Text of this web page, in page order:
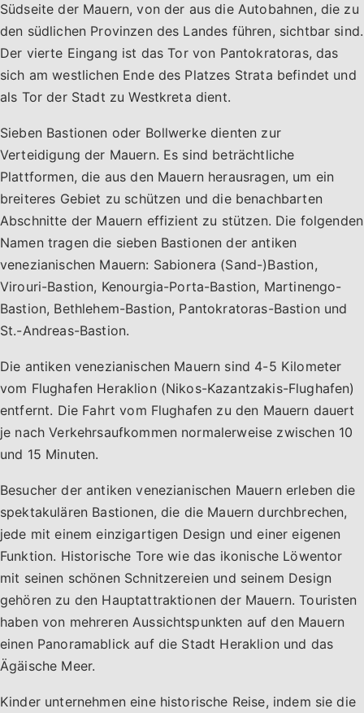
Südseite der Mauern, von der aus die Autobahnen, die zu
den südlichen Provinzen des Landes führen, sichtbar sind.
Der vierte Eingang ist das Tor von Pantokratoras, das
sich am westlichen Ende des Platzes Strata befindet und
als Tor der Stadt zu Westkreta dient.
Sieben Bastionen oder Bollwerke dienten zur
Verteidigung der Mauern. Es sind beträchtliche
Plattformen, die aus den Mauern herausragen, um ein
breiteres Gebiet zu schützen und die benachbarten
Abschnitte der Mauern effizient zu stützen. Die folgenden
Namen tragen die sieben Bastionen der antiken
venezianischen Mauern: Sabionera (Sand-)Bastion,
Virouri-Bastion, Kenourgia-Porta-Bastion, Martinengo-
Bastion, Bethlehem-Bastion, Pantokratoras-Bastion und
St.-Andreas-Bastion.
Die antiken venezianischen Mauern sind 4-5 Kilometer
vom Flughafen Heraklion (Nikos-Kazantzakis-Flughafen)
entfernt. Die Fahrt vom Flughafen zu den Mauern dauert
je nach Verkehrsaufkommen normalerweise zwischen 10
und 15 Minuten.
Besucher der antiken venezianischen Mauern erleben die
spektakulären Bastionen, die die Mauern durchbrechen,
jede mit einem einzigartigen Design und einer eigenen
Funktion. Historische Tore wie das ikonische Löwentor
mit seinen schönen Schnitzereien und seinem Design
gehören zu den Hauptattraktionen der Mauern. Touristen
haben von mehreren Aussichtspunkten auf den Mauern
einen Panoramablick auf die Stadt Heraklion und das
Ägäische Meer.
Kinder unternehmen eine historische Reise, indem sie die